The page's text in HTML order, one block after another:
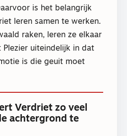
is het belangrijk
leren samen te werken.
raken, leren ze elkaar
Plezier uiteindelijk in dat
is die geuit moet
Verdriet zo veel
achtergrond te